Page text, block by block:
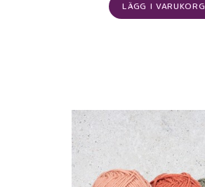
LÄGG I VARUKORG